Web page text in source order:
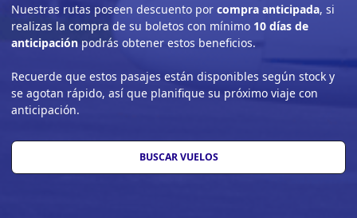
Nuestras rutas poseen descuento por compra anticipada, si
realizas la compra de su boletos con mínimo 10 días de
anticipación podrás obtener estos beneficios.
Recuerde que estos pasajes están disponibles según stock y
se agotan rápido, así que planifique su próximo viaje con
anticipación.
BUSCAR VUELOS